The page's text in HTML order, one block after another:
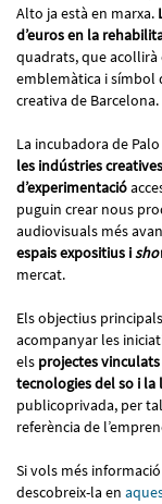
Alto ja està en marxa.
d’euros en la
quadrats, que acollirà
emblemàtica i símbol
creativa de Barcelona.
La incubadora de
les indústries
d’experimentació
puguin crear nous
audiovisuals més
espais expositius i
mercat.
Els objectius
acompanyar les
els projectes
tecnologies del so i la
publicoprivada, per
referència de
Si vols més
descobreix-la en